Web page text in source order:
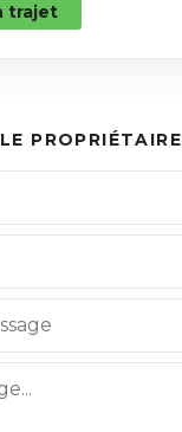
trajet
PROPRIÉTAIRE